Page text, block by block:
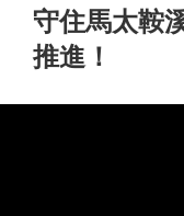
守住馬太鞍
推進！